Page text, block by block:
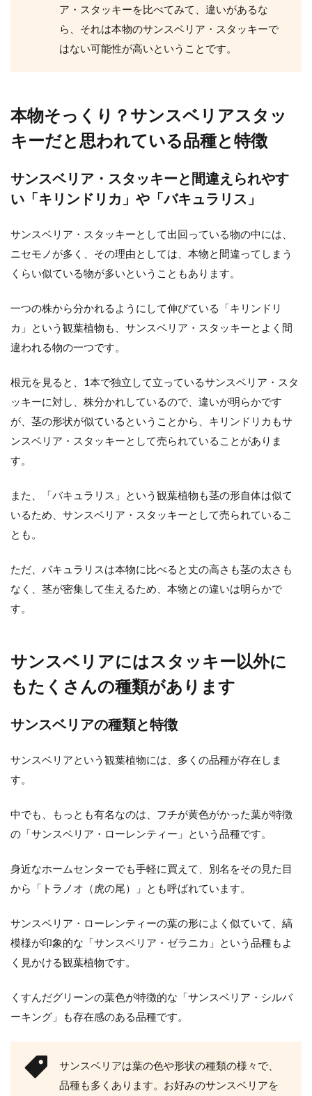
ア・スタッキーを比べてみて、違いがあるな
ら、それは本物のサンスベリア・スタッキーで
はない可能性が高いということです。
本物そっくり？サンスベリアスタッ
キーだと思われている品種と特徴
サンスベリア・スタッキーと間違えられやす
い「キリンドリカ」や「バキュラリス」
サンスベリア・スタッキーとして出回っている物の中には、
ニセモノが多く、その理由としては、本物と間違ってしまう
くらい似ている物が多いということもあります。
一つの株から分かれるようにして伸びている「キリンドリ
カ」という観葉植物も、サンスベリア・スタッキーとよく間
違われる物の一つです。
根元を見ると、1本で独立して立っているサンスベリア・スタ
ッキーに対し、株分かれしているので、違いが明らかです
が、茎の形状が似ているということから、キリンドリカもサ
ンスベリア・スタッキーとして売られていることがありま
す。
また、「バキュラリス」という観葉植物も茎の形自体は似て
いるため、サンスベリア・スタッキーとして売られているこ
とも。
ただ、バキュラリスは本物に比べると丈の高さも茎の太さも
なく、茎が密集して生えるため、本物との違いは明らかで
す。
サンスベリアにはスタッキー以外に
もたくさんの種類があります
サンスベリアの種類と特徴
サンスベリアという観葉植物には、多くの品種が存在しま
す。
中でも、もっとも有名なのは、フチが黄色がかった葉が特徴
の「サンスベリア・ローレンティー」という品種です。
身近なホームセンターでも手軽に買えて、別名をその見た目
から「トラノオ（虎の尾）」とも呼ばれています。
サンスベリア・ローレンティーの葉の形によく似ていて、縞
模様が印象的な「サンスベリア・ゼラニカ」という品種もよ
く見かける観葉植物です。
くすんだグリーンの葉色が特徴的な「サンスベリア・シルバ
ーキング」も存在感のある品種です。
サンスベリアは葉の色や形状の種類の様々で、
品種も多くあります。お好みのサンスベリアを